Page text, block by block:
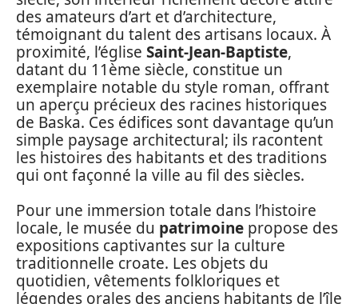
des amateurs d’art et d’architecture,
témoignant du talent des artisans locaux. À
proximité, l’église Saint-Jean-Baptiste,
datant du 11ème siècle, constitue un
exemplaire notable du style roman, offrant
un aperçu précieux des racines historiques
de Baska. Ces édifices sont davantage qu’un
simple paysage architectural; ils racontent
les histoires des habitants et des traditions
qui ont façonné la ville au fil des siècles.
Pour une immersion totale dans l’histoire
locale, le musée du patrimoine propose des
expositions captivantes sur la culture
traditionnelle croate. Les objets du
quotidien, vêtements folkloriques et
légendes orales des anciens habitants de l’île